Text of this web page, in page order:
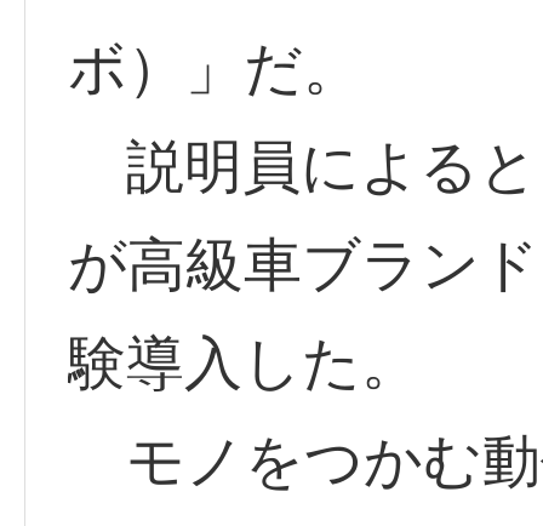
ボ）」だ。
説明員によると
が高級車ブラン
験導入した。
モノをつかむ